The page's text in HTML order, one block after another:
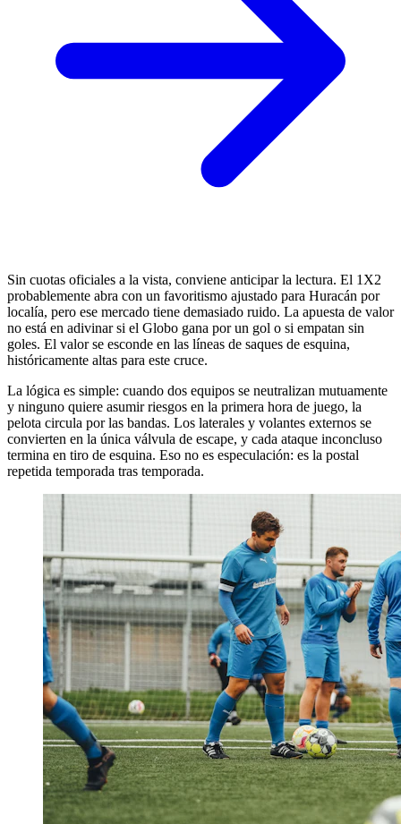
Sin cuotas oficiales a la vista, conviene anticipar la lectura. El 1X2
probablemente abra con un favoritismo ajustado para Huracán por
localía, pero ese mercado tiene demasiado ruido. La apuesta de valor
no está en adivinar si el Globo gana por un gol o si empatan sin
goles. El valor se esconde en las líneas de saques de esquina,
históricamente altas para este cruce.
La lógica es simple: cuando dos equipos se neutralizan mutuamente
y ninguno quiere asumir riesgos en la primera hora de juego, la
pelota circula por las bandas. Los laterales y volantes externos se
convierten en la única válvula de escape, y cada ataque inconcluso
termina en tiro de esquina. Eso no es especulación: es la postal
repetida temporada tras temporada.